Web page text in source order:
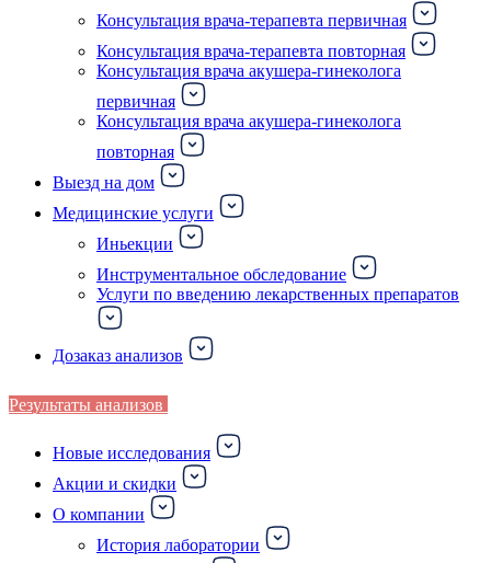
Консультация врача-терапевта первичная
Консультация врача-терапевта повторная
Консультация врача акушера-гинеколога
первичная
Консультация врача акушера-гинеколога
повторная
Выезд на дом
Медицинские услуги
Иньекции
Инструментальное обследование
Услуги по введению лекарственных препаратов
Дозаказ анализов
Результаты анализов
Новые исследования
Акции и скидки
О компании
История лаборатории